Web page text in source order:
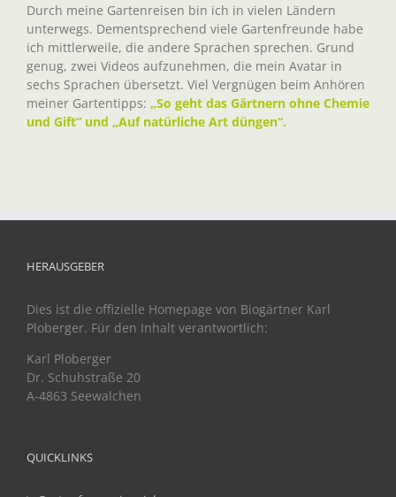
Durch meine Gartenreisen bin ich in vielen Ländern
unterwegs. Dementsprechend viele Gartenfreunde habe
ich mittlerweile, die andere Sprachen sprechen. Grund
genug, zwei Videos aufzunehmen, die mein Avatar in
sechs Sprachen übersetzt. Viel Vergnügen beim Anhören
meiner Gartentipps: „So geht das Gärtnern ohne Chemie
und Gift“ und „Auf natürliche Art düngen“.
HERAUSGEBER
Dies ist die offizielle Homepage von Biogärtner Karl
Ploberger. Für den Inhalt verantwortlich:
Karl Ploberger
Dr. Schuhstraße 20
A-4863 Seewalchen
QUICKLINKS